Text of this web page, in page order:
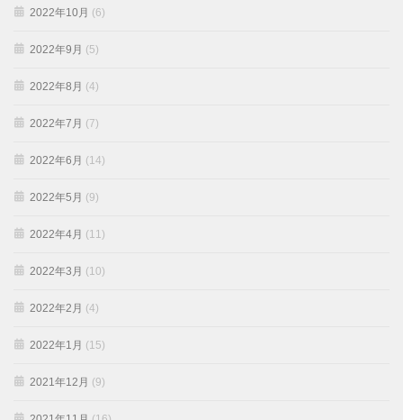
2022年10月 (6)
2022年9月 (5)
2022年8月 (4)
2022年7月 (7)
2022年6月 (14)
2022年5月 (9)
2022年4月 (11)
2022年3月 (10)
2022年2月 (4)
2022年1月 (15)
2021年12月 (9)